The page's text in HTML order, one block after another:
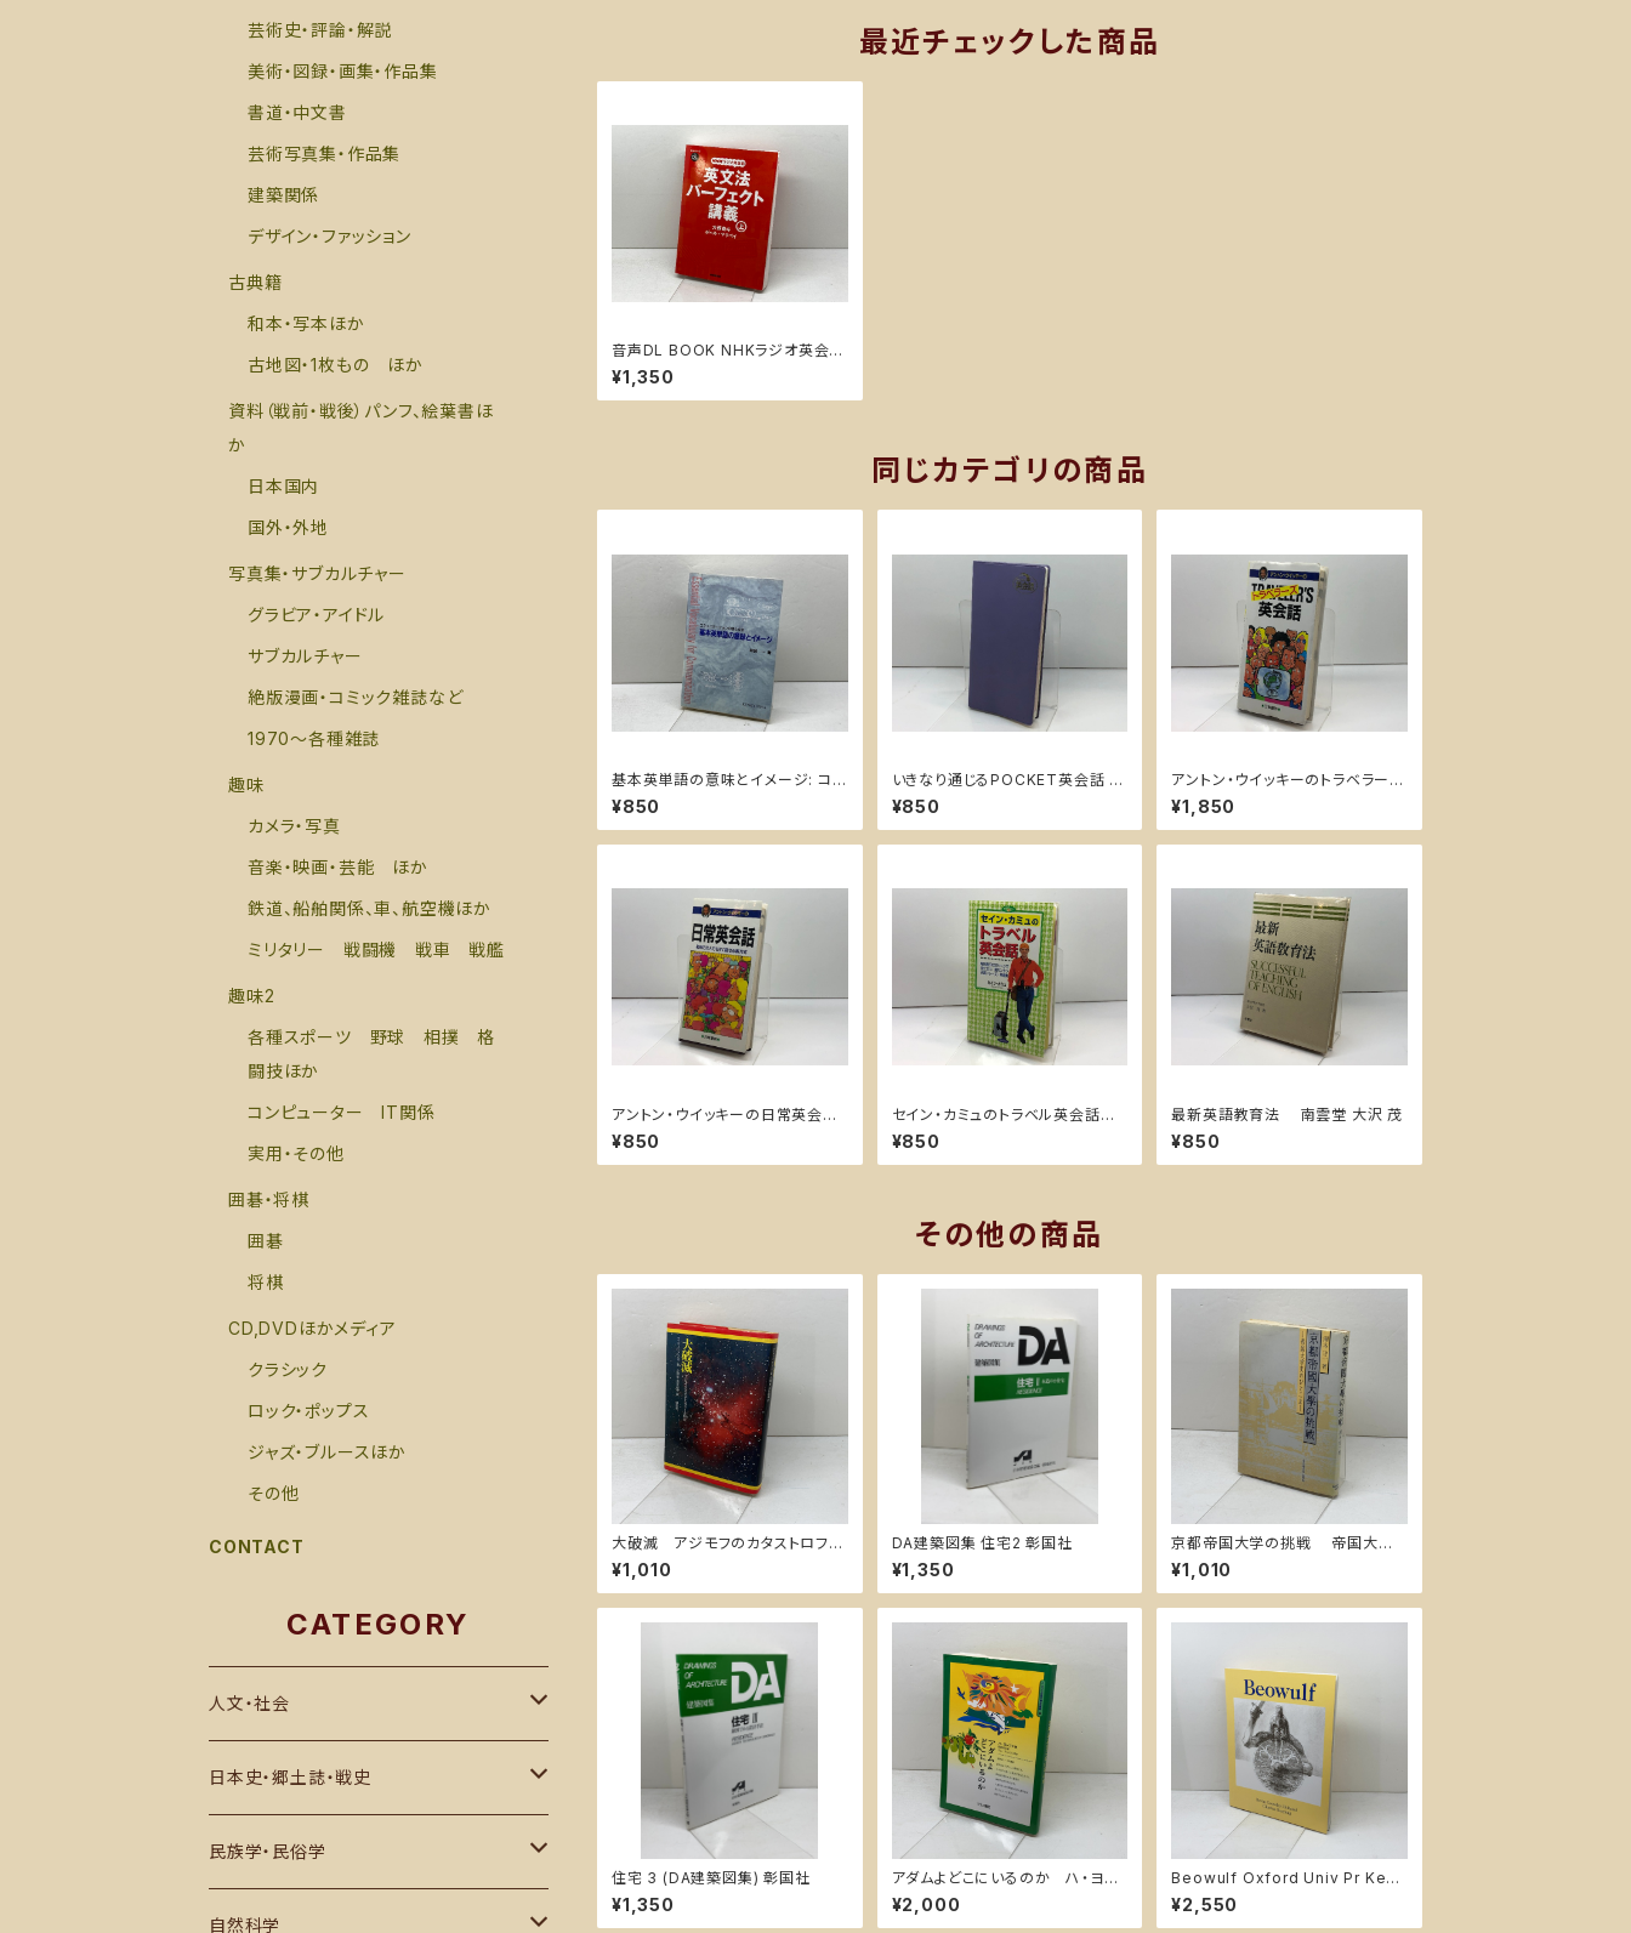
最近チェックした商品
音声DL BOOK NHKラジオ英会話
英文法パーフェクト講義 上 (語学シ
リーズ 音声DL BOOK|NHKラジオ
英会話)
¥1,350
同じカテゴリの商品
基本英単語の意味とイメージ: コミ
ュニケーションの核となる 研究社
阿部 一
¥850
いきなり通じるPOCKET英会話 リ
ベラル社
¥850
アントン・ウイッキーのトラベラーズ
英会話 ポケット版 日東書院本社
アントン ウィッキー
¥1,850
アントン・ウイッキーの日常英会話
ポケット版 日東書院本社 アントン
ウィッキー
¥850
セイン・カミュのトラベル英会話
日本文芸社 セイン カミュ
¥850
最新英語教育法 南雲堂 大沢 茂
¥850
その他の商品
大破滅 アジモフのカタストロフィ
ー全研究 講談社 アイザック・ア
シモフ
¥1,010
DA建築図集 住宅2 彰国社
¥1,350
京都帝国大学の挑戦 帝国大学
史のひとこま 名古屋大学出版
会 潮木 守一
¥1,010
住宅 3 (DA建築図集) 彰国社
¥1,350
アダムよどこにいるのか ハ・ヨン
ジョ著 尾崎達治訳 ツラノ書院
¥2,000
Beowulf Oxford Univ Pr Kevi
nCrossley-Holland
¥2,550
芸術史・評論・解説
美術・図録・画集・作品集
書道・中文書
芸術写真集・作品集
建築関係
デザイン・ファッション
古典籍
和本・写本ほか
古地図・1枚もの ほか
資料（戦前・戦後）パンフ、絵葉書ほ
か
日本国内
国外・外地
写真集・サブカルチャー
グラビア・アイドル
サブカルチャー
絶版漫画・コミック雑誌など
1970～各種雑誌
趣味
カメラ・写真
音楽・映画・芸能 ほか
鉄道、船舶関係、車、航空機ほか
ミリタリー 戦闘機 戦車 戦艦
趣味2
各種スポーツ 野球 相撲 格
闘技ほか
コンピューター IT関係
実用・その他
囲碁・将棋
囲碁
将棋
CD,DVDほかメディア
クラシック
ロック・ポップス
ジャズ・ブルースほか
その他
CONTACT
CATEGORY
人文・社会
思想・哲学・宗教
社会科学・世界史
その他
日本史・郷土誌・戦史
郷土誌
古代史・民族
民族学・民俗学
日本国内
自然科学